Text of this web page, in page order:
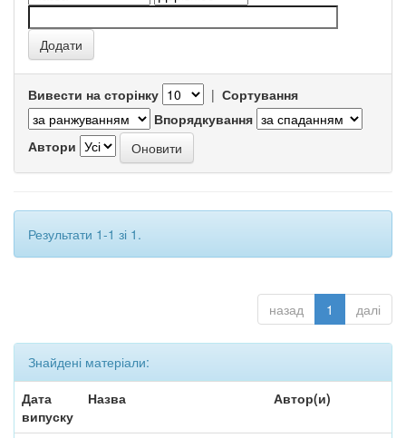
Вивести на сторінку | Сортування
Впорядкування
Автори
Результати 1-1 зі 1.
назад 1 далі
Знайдені матеріали:
Дата
випуску
Назва Автор(и)